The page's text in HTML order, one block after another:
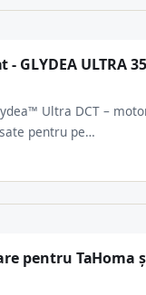
GLYDEA ULTRA
Ultra DCT –
pentru pe…
pentru TaHoma